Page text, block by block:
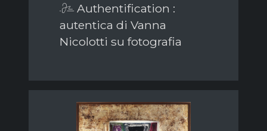
Authentification :
autentica di Vanna
Nicolotti su fotografia